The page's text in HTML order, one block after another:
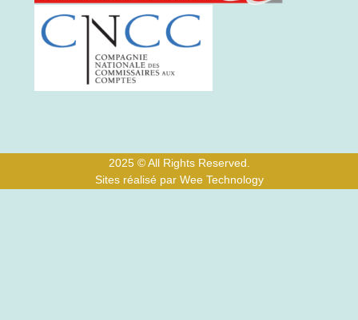
2025 © All Rights Reserved.
Sites réalisé par Wee Technology